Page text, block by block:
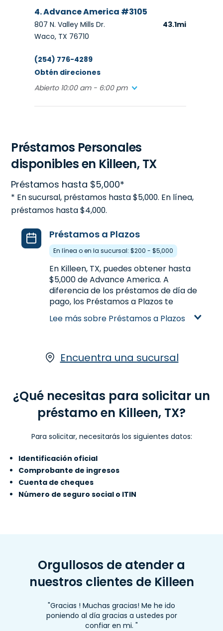
4. Advance America #3105
43.1mi
807 N. Valley Mills Dr.
Waco, TX 76710
(254) 776-4289
Obtén direciones
Abierto 10:00 am - 6:00 pm
Pflugerville, TX 78660
Obtén direciones
Abierto 10:00 am - 6:00 pm
Préstamos Personales
disponibles en Killeen, TX
Préstamos hasta $5,000*
* En sucursal, préstamos hasta $5,000. En línea,
préstamos hasta $4,000.
Préstamos a Plazos
En línea o en la sucursal: $200 - $5,000
En Killeen, TX, puedes obtener hasta
$5,000 de Advance America. A
diferencia de los préstamos de día de
pago, los Préstamos a Plazos te
ofrecen préstamos con montos más
altos y plazos de pagos más largos.
sucursales en Killeen, TX.
Lee más sobre Préstamos a Plazos
Encuentra una sucursal
¿Qué necesitas para solicitar un
préstamo en Killeen, TX?
Para solicitar, necesitarás los siguientes datos:
Identificación oficial
Comprobante de ingresos
Cuenta de cheques
Número de seguro social o ITIN
Orgullosos de atender a
nuestros clientes de Killeen
"Gracias ! Muchas gracias! Me he ido
poniendo al día gracias a ustedes por
confiar en mi. "